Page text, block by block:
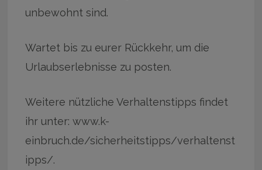
unbewohnt sind.
Wartet bis zu eurer Rückkehr, um die
Urlaubserlebnisse zu posten.
Weitere nützliche Verhaltenstipps findet
ihr unter: www.k-
einbruch.de/sicherheitstipps/verhaltenst
ipps/.